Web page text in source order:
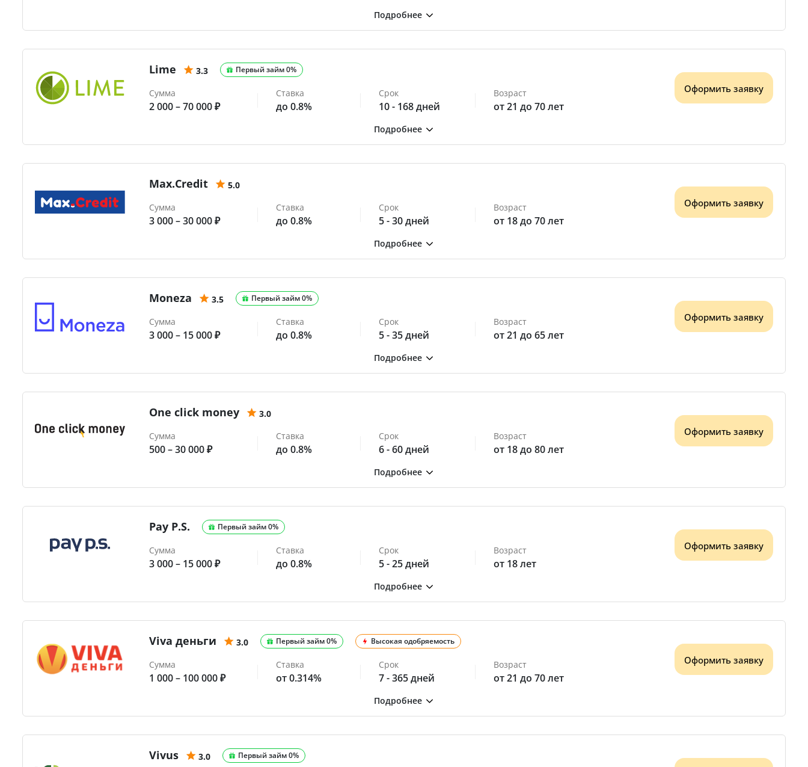
Lime 3.3 Первый займ 0%
Сумма
2 000 – 70 000 ₽
Ставка
до 0.8%
Срок
10 - 168 дней
Возраст
от 21 до 70 лет
Оформить заявку
Max.Credit
5.0
Сумма
3 000 – 30 000 ₽
Ставка
до 0.8%
Срок
5 - 30 дней
Возраст
от 18 до 70 лет
Оформить заявку
Moneza 3.5 Первый займ 0%
Сумма
3 000 – 15 000 ₽
Ставка
до 0.8%
Срок
5 - 35 дней
Возраст
от 21 до 65 лет
Оформить заявку
One click money
3.0
Сумма
500 – 30 000 ₽
Ставка
до 0.8%
Срок
6 - 60 дней
Возраст
от 18 до 80 лет
Оформить заявку
Pay P.S. Первый займ 0%
Сумма
3 000 – 15 000 ₽
Ставка
до 0.8%
Срок
5 - 25 дней
Возраст
от 18 лет
Оформить заявку
Viva деньги 3.0 Первый займ 0% Высокая одобряемость
Сумма
1 000 – 100 000 ₽
Ставка
от 0.314%
Срок
7 - 365 дней
Возраст
от 21 до 70 лет
Оформить заявку
Vivus 3.0 Первый займ 0%